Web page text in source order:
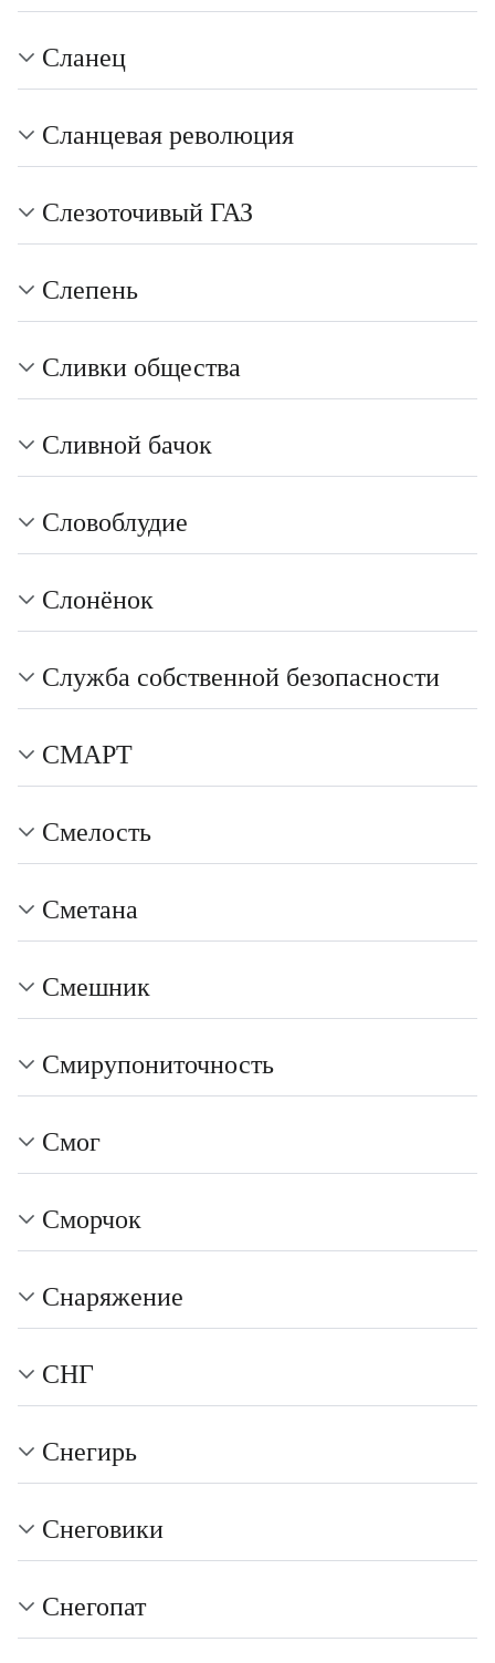
Сланец
Сланцевая революция
Слезоточивый ГАЗ
Слепень
Сливки общества
Сливной бачок
Словоблудие
Слонёнок
Служба собственной безопасности
СМАРТ
Смелость
Сметана
Смешник
Смирупониточность
Смог
Сморчок
Снаряжение
СНГ
Снегирь
Снеговики
Снегопат